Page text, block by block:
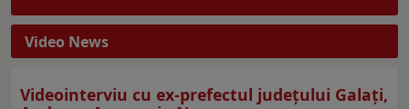
Video News
Videointerviu cu ex-prefectul judeţului Galaţi,